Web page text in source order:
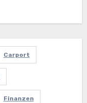
Carport
Finanzen